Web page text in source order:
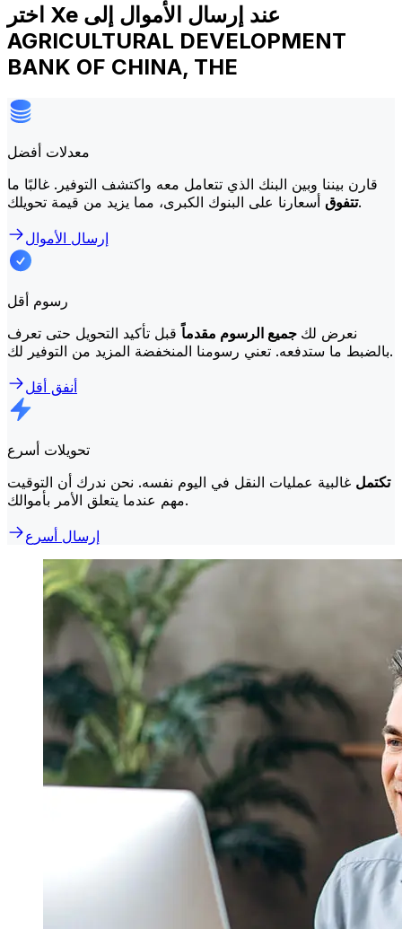
اختر Xe عند إرسال الأموال إلى
AGRICULTURAL DEVELOPMENT
BANK OF CHINA, THE
معدلات أفضل
قارن بيننا وبين البنك الذي تتعامل معه واكتشف التوفير. غالبًا ما
تتفوقأسعارنا على البنوك الكبرى، مما يزيد من قيمة تحويلك.
إرسال الأموال
رسوم أقل
نعرض لك جميع الرسوم مقدماًقبل تأكيد التحويل حتى تعرف
بالضبط ما ستدفعه. تعني رسومنا المنخفضة المزيد من التوفير لك.
أنفق أقل
تحويلات أسرع
تكتمل غالبية عمليات النقل في اليوم نفسه. نحن ندرك أن التوقيت
مهم عندما يتعلق الأمر بأموالك.
إرسال أسرع